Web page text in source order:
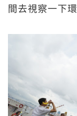
間去視察一下